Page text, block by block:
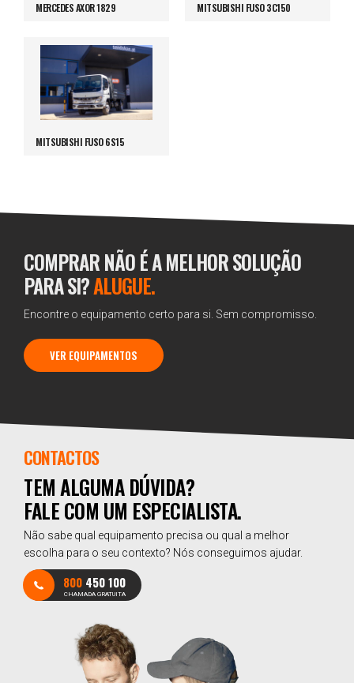
MERCEDES AXOR 1829 MITSUBISHI FUSO 3C150
MITSUBISHI FUSO 6S15
COMPRAR NÃO É A MELHOR SOLUÇÃO
PARA SI?ALUGUE.
Encontre o equipamento certo para si. Sem compromisso.
VER EQUIPAMENTOS
CONTACTOS
TEM ALGUMA DÚVIDA?
FALE COM UM ESPECIALISTA.
Não sabe qual equipamento precisa ou qual a melhor
escolha para o seu contexto? Nós conseguimos ajudar.
800 450 100
CHAMADA GRATUITA